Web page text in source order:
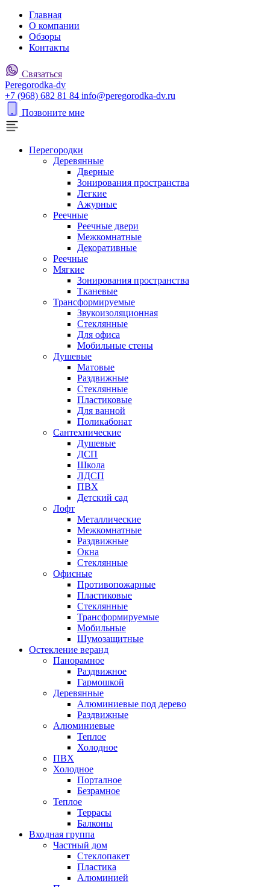
Главная
О компании
Обзоры
Контакты
Связаться
Peregorodka-dv
+7 (968) 682 81 84 info@peregorodka-dv.ru
Позвоните мне
Перегородки
Деревянные
Дверные
Зонирования пространства
Легкие
Ажурные
Реечные
Реечные двери
Межкомнатные
Декоративные
Реечные
Мягкие
Зонирования пространства
Тканевые
Трансформируемые
Звукоизоляционная
Стеклянные
Для офиса
Мобильные стены
Душевые
Матовые
Раздвижные
Стеклянные
Пластиковые
Для ванной
Поликабонат
Сантехнические
Душевые
ДСП
Школа
ЛДСП
ПВХ
Детский сад
Лофт
Металлические
Межкомнатные
Раздвижные
Окна
Стеклянные
Офисные
Противопожарные
Пластиковые
Стеклянные
Трансформируемые
Мобильные
Шумозащитные
Остекление веранд
Панорамное
Раздвижное
Гармошкой
Деревянные
Алюминиевые под дерево
Раздвижные
Алюминиевые
Теплое
Холодное
ПВХ
Холодное
Порталное
Безрамное
Теплое
Террасы
Балконы
Входная группа
Частный дом
Стеклопакет
Пластика
Алюминией